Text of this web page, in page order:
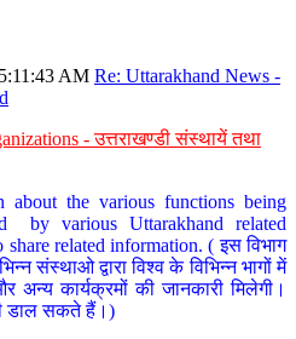
AM Re: Uttarakhand News -
- उत्तराखण्डी संस्थायें तथा
the various functions being
by various Uttarakhand related
related information. ( इस विभाग
संस्थाओ द्वारा विश्व के विभिन्न भागों में
कार्यक्रमों की जानकारी मिलेगी।
डाल सकते हैं।)